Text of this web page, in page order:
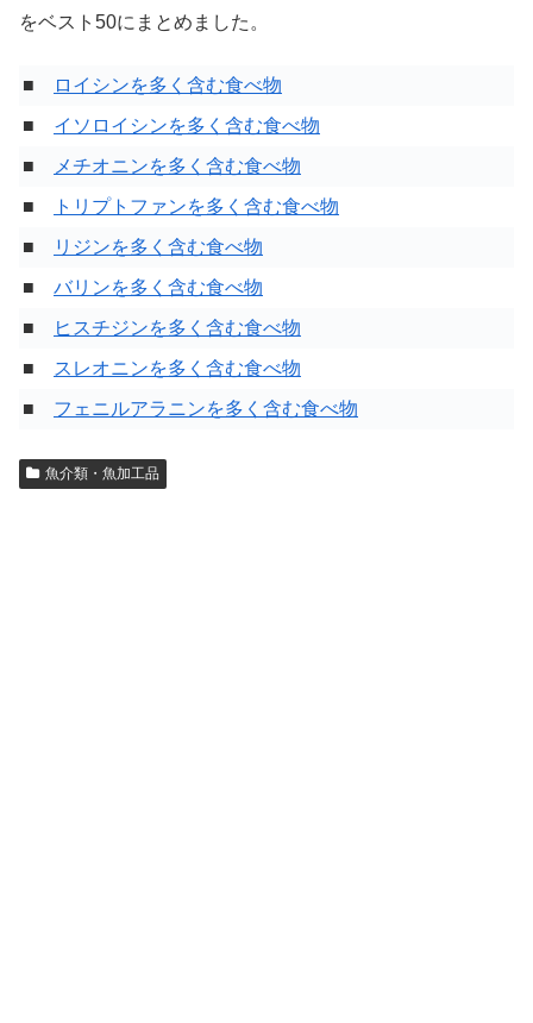
をベスト50にまとめました。
■
ロイシンを多く含む食べ物
■ イソロイシンを多く含む食べ物
■
メチオニンを多く含む食べ物
■
トリプトファンを多く含む食べ物
■
リジンを多く含む食べ物
■ バリンを多く含む食べ物
■
ヒスチジンを多く含む食べ物
■
スレオニンを多く含む食べ物
■ フェニルアラニンを多く含む食べ物
魚介類・魚加工品